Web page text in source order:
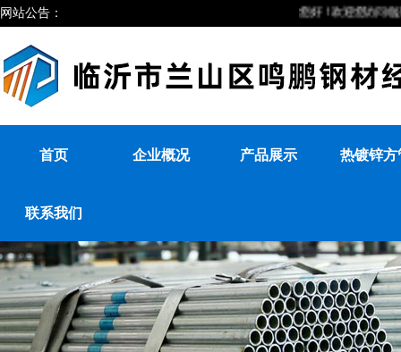
网站公告： 您好！欢迎您访问临
首页 企业概况 产品展示 热镀锌方
联系我们